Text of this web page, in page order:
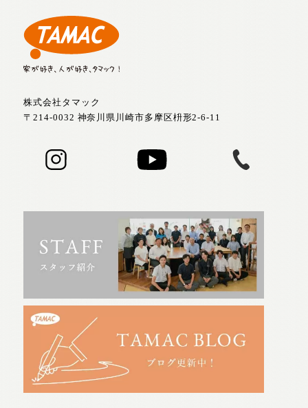
株式会社タマック
〒214-0032 神奈川県川崎市多摩区枡形2-6-11